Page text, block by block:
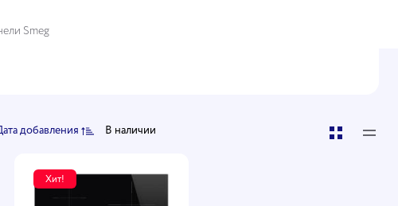
Smeg
добавления В наличии
Хит!